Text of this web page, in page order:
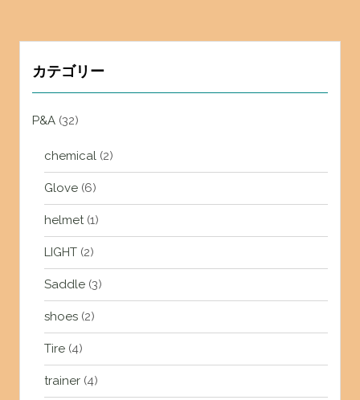
シ
ョ
ン
カテゴリー
P&A(32)
chemical(2)
Glove(6)
helmet(1)
LIGHT(2)
Saddle(3)
shoes(2)
Tire(4)
trainer(4)